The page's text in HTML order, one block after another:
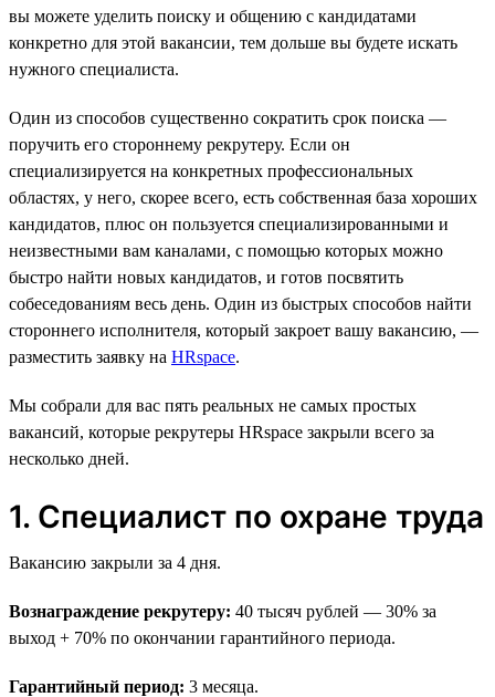
вы можете уделить поиску и общению с кандидатами
конкретно для этой вакансии, тем дольше вы будете искать
нужного специалиста.
Один из способов существенно сократить срок поиска —
поручить его стороннему рекрутеру. Если он
специализируется на конкретных профессиональных
областях, у него, скорее всего, есть собственная база хороших
кандидатов, плюс он пользуется специализированными и
неизвестными вам каналами, с помощью которых можно
быстро найти новых кандидатов, и готов посвятить
собеседованиям весь день. Один из быстрых способов найти
стороннего исполнителя, который закроет вашу вакансию, —
разместить заявку на HRspace.
Мы собрали для вас пять реальных не самых простых
вакансий, которые рекрутеры HRspace закрыли всего за
несколько дней.
1. Специалист по охране труда
Вакансию закрыли за 4 дня.
Вознаграждение рекрутеру: 40 тысяч рублей — 30% за
выход + 70% по окончании гарантийного периода.
Гарантийный период: 3 месяца.